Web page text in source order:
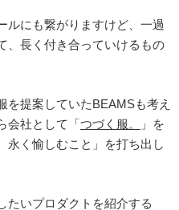
ルにも繋がりますけど、一過
、長く付き合っていけるもの
を提案していたBEAMSも考え
会社として「つづく服。
」を
永く愉しむこと」を打ち出し
たいプロダクトを紹介する